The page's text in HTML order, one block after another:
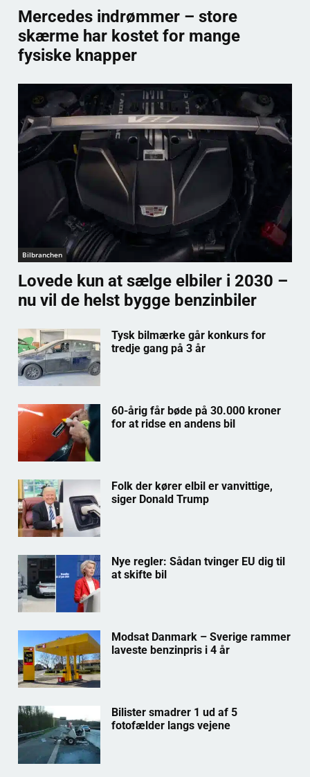
Mercedes indrømmer – store
skærme har kostet for mange
fysiske knapper
Bilbranchen
Lovede kun at sælge elbiler i 2030 –
nu vil de helst bygge benzinbiler
Tysk bilmærke går konkurs for
tredje gang på 3 år
60-årig får bøde på 30.000 kroner
for at ridse en andens bil
Folk der kører elbil er vanvittige,
siger Donald Trump
Nye regler: Sådan tvinger EU dig til
at skifte bil
Modsat Danmark – Sverige rammer
laveste benzinpris i 4 år
Bilister smadrer 1 ud af 5
fotofælder langs vejene